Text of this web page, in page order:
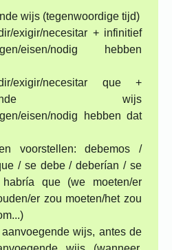
wijs (tegenwoordige tijd)
exigir/necesitar + infinitief
eisen/nodig hebben
exigir/necesitar que +
wijs
eisen/nodig hebben dat
voorstellen: debemos /
/ se debe / deberían / se
que (we moeten/er
er zou moeten/het zou
wijs, antes de